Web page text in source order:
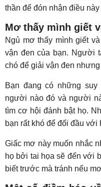
thần để đón nhận điều
Mơ thấy mình giết
Ngủ mơ thấy mình giết
vận đen của bạn. Người
chó để giải vận đen
Bạn đang có những
người nào đó và người
tìm cơ hội đánh bật họ.
bạn rất khó để đối đầu với
Giấc mơ này muốn nhắc
họ bởi tai họa sẽ đến với
biết trước mà tránh nếu